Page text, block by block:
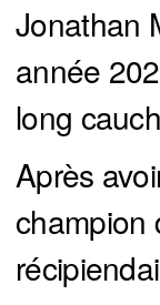
Jonathan
année
long
Après
champion